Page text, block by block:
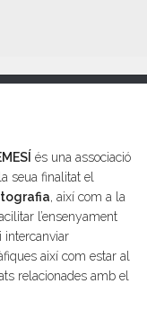
és una associació
seua finalitat el
, així com a la
l’ensenyament
intercanviar
així com estar al
relacionades amb el